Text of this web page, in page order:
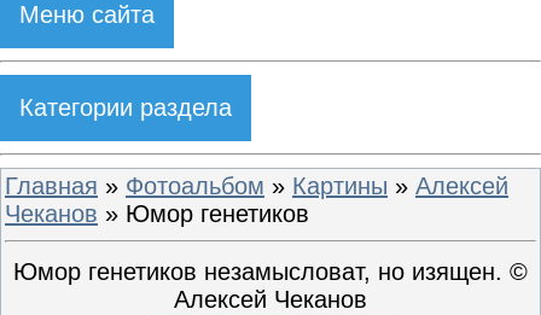
Меню сайта
Категории раздела
Главная » Фотоальбом » Картины » Алексей
Чеканов » Юмор генетиков
Юмор генетиков незамысловат, но изящен. ©
Алексей Чеканов